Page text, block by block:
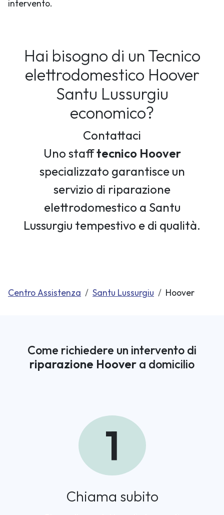
intervento.
Hai bisogno di un Tecnico
elettrodomestico Hoover
Santu Lussurgiu
economico?
Contattaci
Uno stafftecnico Hoover
specializzato garantisce un
servizio di riparazione
elettrodomestico a Santu
Lussurgiu tempestivo e di qualità.
Centro Assistenza Santu Lussurgiu Hoover
Come richiedere un intervento di
riparazione Hoover a domicilio
1
Chiama subito